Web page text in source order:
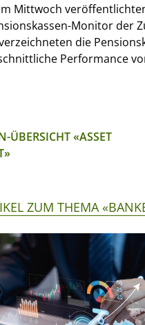
Mittwoch
Monitor der
die
Performance
ÜBERSICHT «ASSET
ZUM THEMA